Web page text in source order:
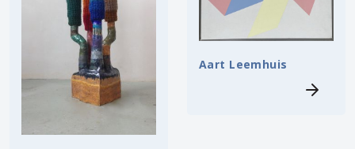
Aart Leemhuis